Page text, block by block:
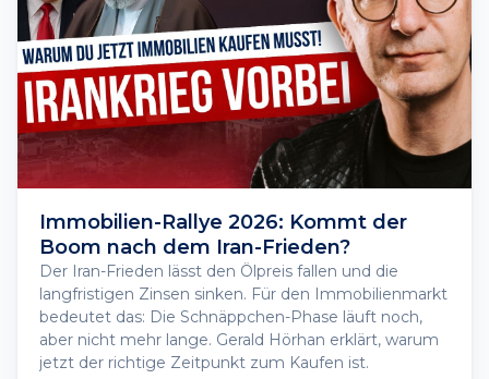
Immobilien-Rallye 2026: Kommt der
Boom nach dem Iran-Frieden?
Der Iran-Frieden lässt den Ölpreis fallen und die
langfristigen Zinsen sinken. Für den Immobilienmarkt
bedeutet das: Die Schnäppchen-Phase läuft noch,
aber nicht mehr lange. Gerald Hörhan erklärt, warum
jetzt der richtige Zeitpunkt zum Kaufen ist.